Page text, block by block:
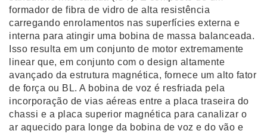
formador de fibra de vidro de alta resistência
carregando enrolamentos nas superfícies externa e
interna para atingir uma bobina de massa balanceada.
Isso resulta em um conjunto de motor extremamente
linear que, em conjunto com o design altamente
avançado da estrutura magnética, fornece um alto fator
de força ou BL. A bobina de voz é resfriada pela
incorporação de vias aéreas entre a placa traseira do
chassi e a placa superior magnética para canalizar o
ar aquecido para longe da bobina de voz e do vão e